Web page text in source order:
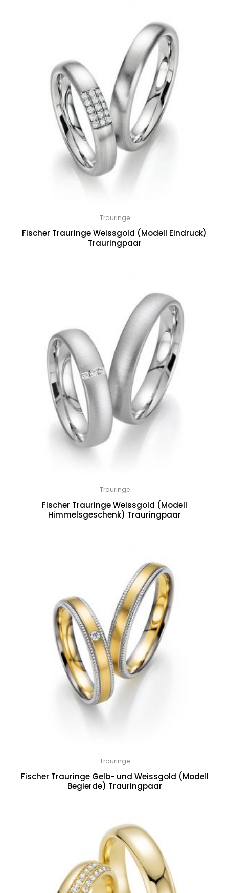
Trauringe
Fischer Trauringe Weissgold (Modell Eindruck)
Trauringpaar
Trauringe
Fischer Trauringe Weissgold (Modell
Himmelsgeschenk) Trauringpaar
Trauringe
Fischer Trauringe Gelb- und Weissgold (Modell
Begierde) Trauringpaar